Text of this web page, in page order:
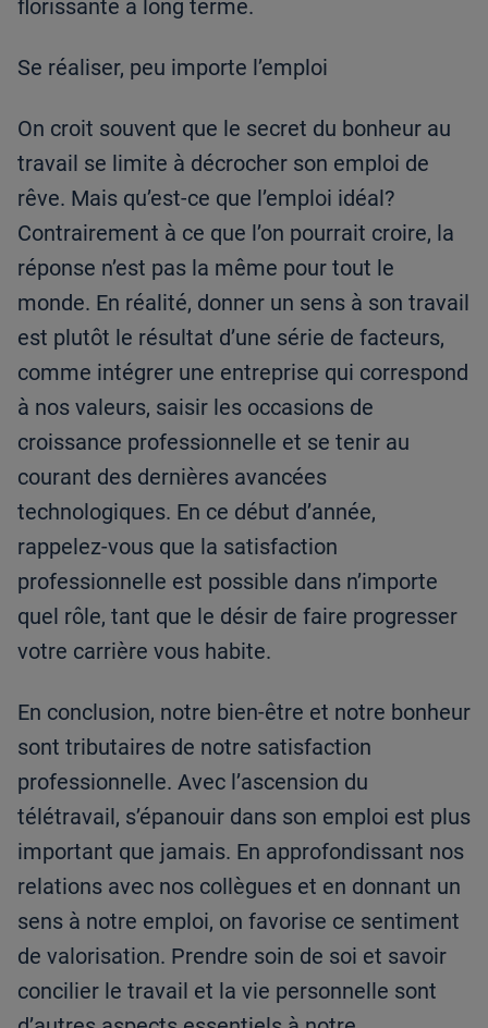
florissante à long terme.
Se réaliser, peu importe l’emploi
On croit souvent que le secret du bonheur au
travail se limite à décrocher son emploi de
rêve. Mais qu’est-ce que l’emploi idéal?
Contrairement à ce que l’on pourrait croire, la
réponse n’est pas la même pour tout le
monde. En réalité, donner un sens à son travail
est plutôt le résultat d’une série de facteurs,
comme intégrer une entreprise qui correspond
à nos valeurs, saisir les occasions de
croissance professionnelle et se tenir au
courant des dernières avancées
technologiques. En ce début d’année,
rappelez-vous que la satisfaction
professionnelle est possible dans n’importe
quel rôle, tant que le désir de faire progresser
votre carrière vous habite.
En conclusion, notre bien-être et notre bonheur
sont tributaires de notre satisfaction
professionnelle. Avec l’ascension du
télétravail, s’épanouir dans son emploi est plus
important que jamais. En approfondissant nos
relations avec nos collègues et en donnant un
sens à notre emploi, on favorise ce sentiment
de valorisation. Prendre soin de soi et savoir
concilier le travail et la vie personnelle sont